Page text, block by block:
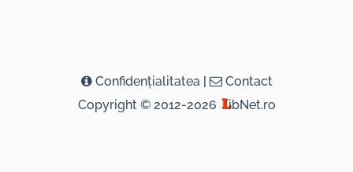
Confidenţialitatea |
Contact
Copyright © 2012-2026
ibNet.ro